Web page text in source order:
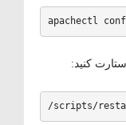
apachectl
کنید:
/scripts/